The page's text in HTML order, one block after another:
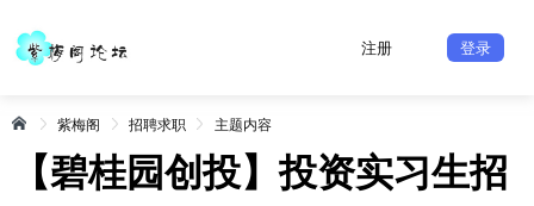
注册 登录
紫梅阁 招聘求职 主题内容
【碧桂园创投】投资实习生招